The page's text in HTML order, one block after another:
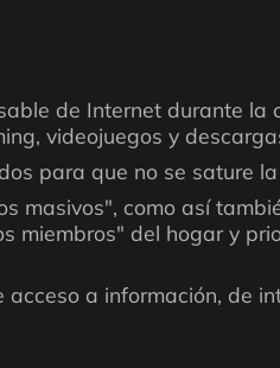
de Internet durante la
videojuegos y
para que no se sature
masivos", como así
miembros" del hogar y
a información, de